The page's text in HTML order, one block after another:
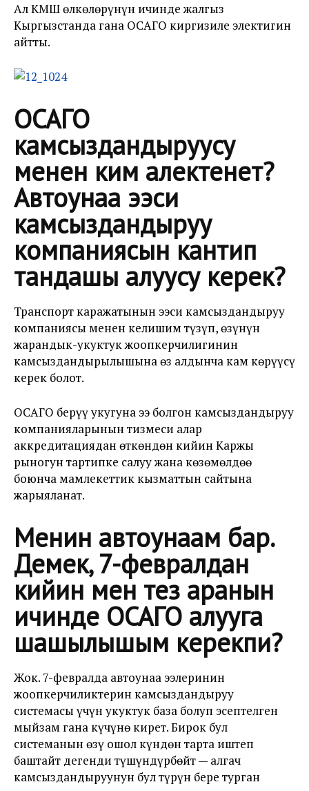
Ал КМШ өлкөлөрүнүн ичинде жалгыз
Кыргызстанда гана ОСАГО киргизиле электигин
айтты.
ОСАГО
камсыздандыруусу
менен ким алектенет?
Автоунаа ээси
камсыздандыруу
компаниясын кантип
тандашы алуусу керек?
Транспорт каражатынын ээси камсыздандыруу
компаниясы менен келишим түзүп, өзүнүн
жарандык-укуктук жоопкерчилигинин
камсыздандырылышына өз алдынча кам көрүүсү
керек болот.
ОСАГО берүү укугуна ээ болгон камсыздандыруу
компанияларынын тизмеси алар
аккредитациядан өткөндөн кийин Каржы
рыногун тартипке салуу жана көзөмөлдөө
боюнча мамлекеттик кызматтын сайтына
жарыяланат.
Менин автоунаам бар.
Демек, 7-февралдан
кийин мен тез аранын
ичинде ОСАГО алууга
шашылышым керекпи?
Жок. 7-февралда автоунаа ээлеринин
жоопкерчиликтерин камсыздандыруу
системасы үчүн укуктук база болуп эсептелген
мыйзам гана күчүнө кирет. Бирок бул
системанын өзү ошол күндөн тарта иштеп
баштайт дегенди түшүндүрбөйт — алгач
камсыздандыруунун бул түрүн бере турган